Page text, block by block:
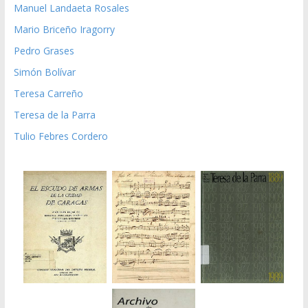
Manuel Landaeta Rosales
Mario Briceño Iragorry
Pedro Grases
Simón Bolívar
Teresa Carreño
Teresa de la Parra
Tulio Febres Cordero